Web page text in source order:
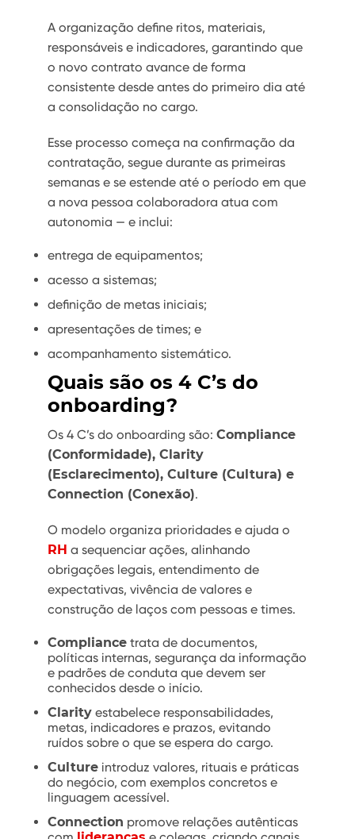
A organização define ritos, materiais,
responsáveis e indicadores, garantindo que
o novo contrato avance de forma
consistente desde antes do primeiro dia até
a consolidação no cargo.
Esse processo começa na confirmação da
contratação, segue durante as primeiras
semanas e se estende até o período em que
a nova pessoa colaboradora atua com
autonomia — e inclui:
entrega de equipamentos;
acesso a sistemas;
definição de metas iniciais;
apresentações de times; e
acompanhamento sistemático.
Quais são os 4 C’s do
onboarding?
Os 4 C’s do onboarding são: Compliance
(Conformidade), Clarity
(Esclarecimento), Culture (Cultura) e
Connection (Conexão).
O modelo organiza prioridades e ajuda o
RH a sequenciar ações, alinhando
obrigações legais, entendimento de
expectativas, vivência de valores e
construção de laços com pessoas e times.
Compliance trata de documentos,
políticas internas, segurança da informação
e padrões de conduta que devem ser
conhecidos desde o início.
Clarity estabelece responsabilidades,
metas, indicadores e prazos, evitando
ruídos sobre o que se espera do cargo.
Culture introduz valores, rituais e práticas
do negócio, com exemplos concretos e
linguagem acessível.
Connection promove relações autênticas